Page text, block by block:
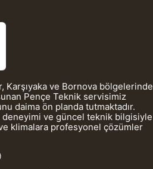
Karşıyaka ve Bornova bölgelerinde
Pençe Teknik servisimiz
daima ön planda tutmaktadır.
deneyimi ve güncel teknik bilgisiyle
klimalara profesyonel çözümler